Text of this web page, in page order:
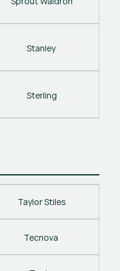
Stanley
Sterling
Taylor Stiles
Tecnova